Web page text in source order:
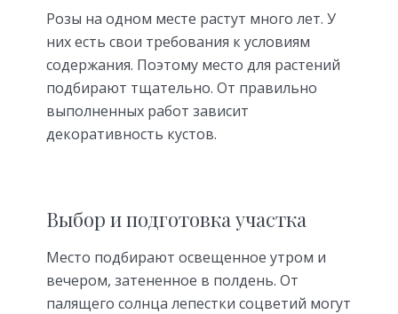
Розы на одном месте растут много лет. У
них есть свои требования к условиям
содержания. Поэтому место для растений
подбирают тщательно. От правильно
выполненных работ зависит
декоративность кустов.
Выбор и подготовка участка
Место подбирают освещенное утром и
вечером, затененное в полдень. От
палящего солнца лепестки соцветий могут